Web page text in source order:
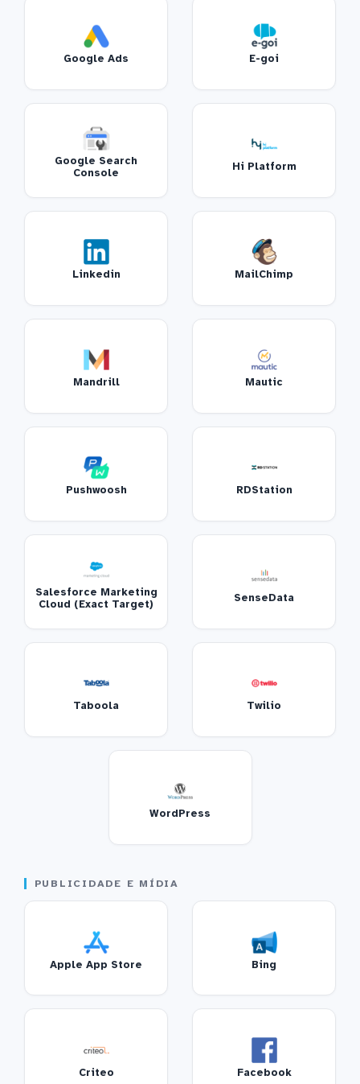
Google Ads E-goi
Google Search
Console
Hi Platform
Linkedin MailChimp
Mandrill Mautic
Pushwoosh RDStation
Salesforce Marketing
Cloud (Exact Target)
SenseData
Taboola Twilio
WordPress
PUBLICIDADE E MÍDIA
Apple App Store Bing
Criteo Facebook